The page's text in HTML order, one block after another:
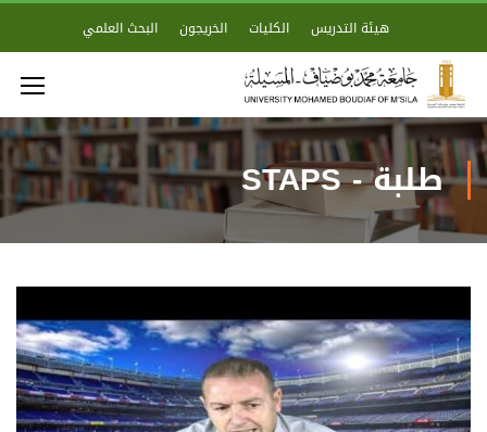
هيئة التدريس الكليات الخريجون البحث العلمي
طلبة - STAPS